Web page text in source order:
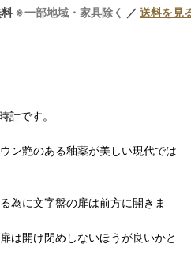
※一部地域・家具除く ／ 送料を見
計です。
ン艶のある釉薬が美しい現代では
為に文字盤の扉は前方に開きま
は開け閉めしないほうが良いかと